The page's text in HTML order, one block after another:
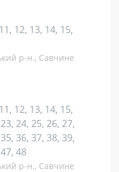
12, 13, 14, 15,
р-н., Савчине
12, 13, 14, 15,
24, 25, 26, 27,
36, 37, 38, 39,
48
р-н., Савчине